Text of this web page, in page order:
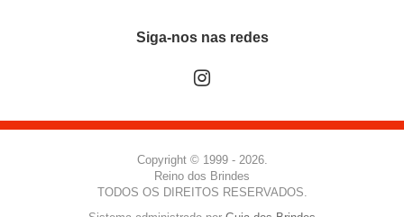
Siga-nos nas redes
Copyright © 1999 - 2026.
Reino dos Brindes
TODOS OS DIREITOS RESERVADOS.